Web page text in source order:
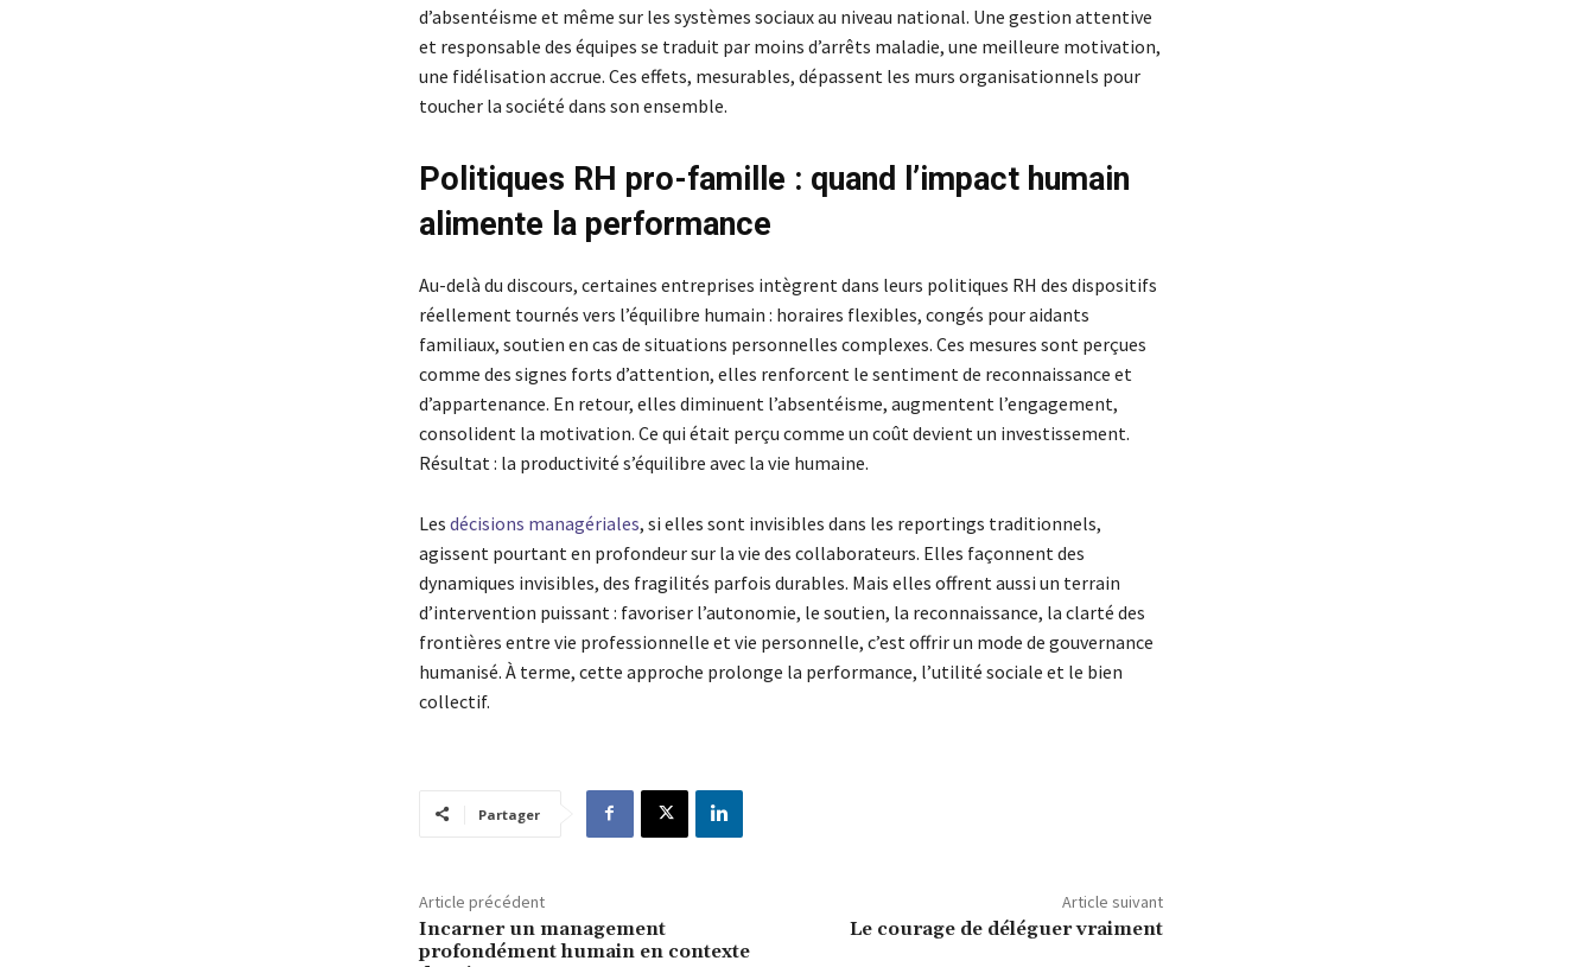
d’absentéisme et même sur les systèmes sociaux au niveau national. Une gestion attentive
et responsable des équipes se traduit par moins d’arrêts maladie, une meilleure motivation,
une fidélisation accrue. Ces effets, mesurables, dépassent les murs organisationnels pour
toucher la société dans son ensemble.
Politiques RH pro-famille : quand l’impact humain
alimente la performance
Au-delà du discours, certaines entreprises intègrent dans leurs politiques RH des dispositifs
réellement tournés vers l’équilibre humain : horaires flexibles, congés pour aidants
familiaux, soutien en cas de situations personnelles complexes. Ces mesures sont perçues
comme des signes forts d’attention, elles renforcent le sentiment de reconnaissance et
d’appartenance. En retour, elles diminuent l’absentéisme, augmentent l’engagement,
consolident la motivation. Ce qui était perçu comme un coût devient un investissement.
Résultat : la productivité s’équilibre avec la vie humaine.
Les décisions managériales, si elles sont invisibles dans les reportings traditionnels,
agissent pourtant en profondeur sur la vie des collaborateurs. Elles façonnent des
dynamiques invisibles, des fragilités parfois durables. Mais elles offrent aussi un terrain
d’intervention puissant : favoriser l’autonomie, le soutien, la reconnaissance, la clarté des
frontières entre vie professionnelle et vie personnelle, c’est offrir un mode de gouvernance
humanisé. À terme, cette approche prolonge la performance, l’utilité sociale et le bien
collectif.
Partager
Article précédent
Incarner un management
profondément humain en contexte
Article suivant
Le courage de déléguer vraiment